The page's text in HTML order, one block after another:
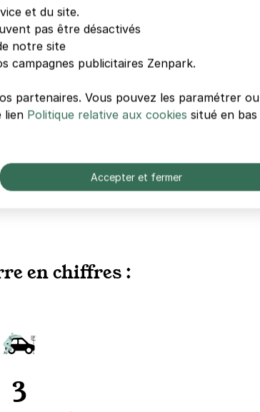
en chiffres :
3
et du site.
pas être désactivés
notre site
campagnes publicitaires Zenpark.
partenaires. Vous pouvez les paramétrer ou
lien Politique relative aux cookies situé en bas
Accepter et fermer